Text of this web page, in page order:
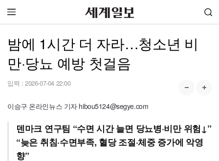
밤에 1시간 더 자라…청소년 비
만·당뇨 예방 첫걸음
입력 : 2026-07-04 22:00
이승구 온라인뉴스 기자 hibou5124@segye.com
덴마크 연구팀 “수면 시간 늘면 당뇨병·비만 위험↓”
“늦은 취침·수면부족, 혈당 조절·체중 증가에 악영
향”